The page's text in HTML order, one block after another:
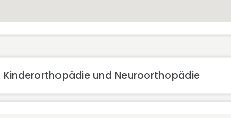
Kinderorthopädie und Neuroorthopädie